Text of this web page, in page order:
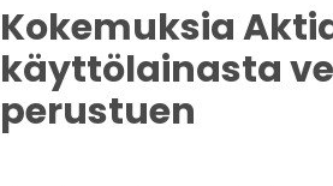
Kokemuksia
käyttölainasta
perustuen